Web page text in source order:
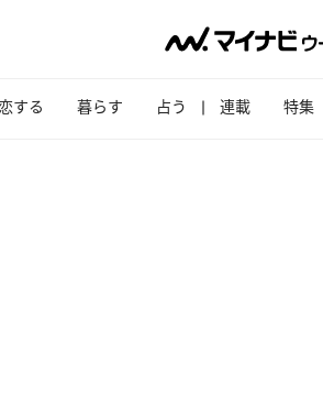
する 暮らす 占う 連載 特集